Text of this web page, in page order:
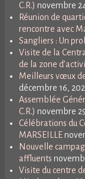
C.R.) novembre
Réunion de
rencontre avec
Sangliers : Un
Visite de la
de la zone
Meilleurs vœux
décembre 16,
Assemblée
C.R.) novembre
Célébrations du
MARSEILLE
Nouvelle
affluents
Visite du centre